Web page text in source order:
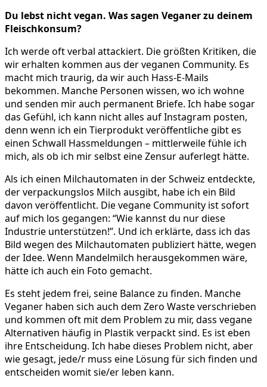
Du lebst nicht vegan. Was sagen Veganer zu deinem
Fleischkonsum?
Ich werde oft verbal attackiert. Die größten Kritiken, die
wir erhalten kommen aus der veganen Community. Es
macht mich traurig, da wir auch Hass-E-Mails
bekommen. Manche Personen wissen, wo ich wohne
und senden mir auch permanent Briefe. Ich habe sogar
das Gefühl, ich kann nicht alles auf Instagram posten,
denn wenn ich ein Tierprodukt veröffentliche gibt es
einen Schwall Hassmeldungen – mittlerweile fühle ich
mich, als ob ich mir selbst eine Zensur auferlegt hätte.
Als ich einen Milchautomaten in der Schweiz entdeckte,
der verpackungslos Milch ausgibt, habe ich ein Bild
davon veröffentlicht. Die vegane Community ist sofort
auf mich los gegangen: “Wie kannst du nur diese
Industrie unterstützen!”. Und ich erklärte, dass ich das
Bild wegen des Milchautomaten publiziert hätte, wegen
der Idee. Wenn Mandelmilch herausgekommen wäre,
hätte ich auch ein Foto gemacht.
Es steht jedem frei, seine Balance zu finden. Manche
Veganer haben sich auch dem Zero Waste verschrieben
und kommen oft mit dem Problem zu mir, dass vegane
Alternativen häufig in Plastik verpackt sind. Es ist eben
ihre Entscheidung. Ich habe dieses Problem nicht, aber
wie gesagt, jede/r muss eine Lösung für sich finden und
entscheiden womit sie/er leben kann.